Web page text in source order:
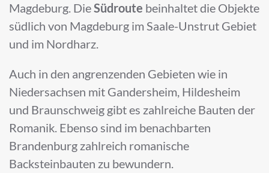
Magdeburg. DieSüdroute beinhaltet die Objekte
südlich von Magdeburg im Saale-Unstrut Gebiet
und im Nordharz.
Auch in den angrenzenden Gebieten wie in
Niedersachsen mit Gandersheim, Hildesheim
und Braunschweig gibt es zahlreiche Bauten der
Romanik. Ebenso sind im benachbarten
Brandenburg zahlreich romanische
Backsteinbauten zu bewundern.